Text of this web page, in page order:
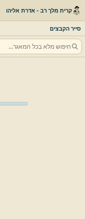
קרית מלך רב - אדרת אליהו
סייר הקבצים